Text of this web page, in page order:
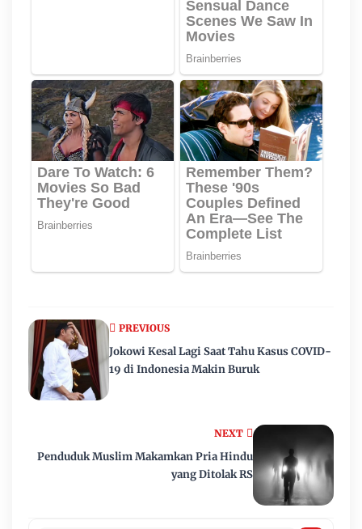
NEXT
Penduduk Muslim Makamkan Pria Hindu
yang Ditolak RS
PREVIOUS
Jokowi Kesal Lagi Saat Tahu Kasus COVID-
19 di Indonesia Makin Buruk